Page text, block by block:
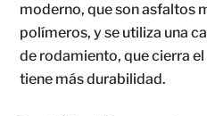
moderno, que son asfaltos
polímeros, y se utiliza una
de rodamiento, que cierra
tiene más durabilidad.